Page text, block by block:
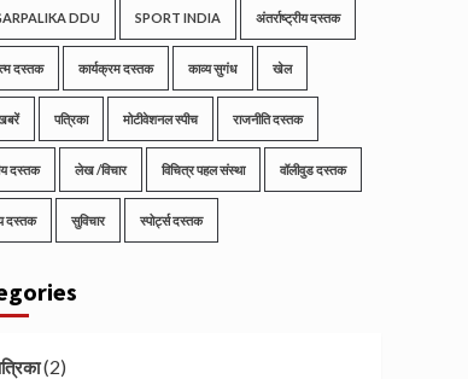
DDU SPORT INDIA अंतर्राष्ट्रीय दस्तक
दस्तक कार्यक्रम दस्तक काव्य सुगंध खेल
पत्रिका मोटीवेशनल स्पीच राजनीति दस्तक
दस्तक लेख /विचार विचित्र पहल संस्था वॉलीवुड दस्तक
दस्तक सुविचार स्पोर्ट्स दस्तक
(2)